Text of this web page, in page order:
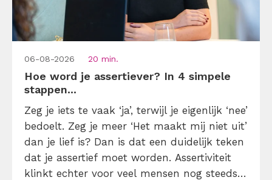
06-08-2026 20 min.
Hoe word je assertiever? In 4 simpele
stappen...
Zeg je iets te vaak ‘ja’, terwijl je eigenlijk ‘nee’
bedoelt. Zeg je meer ‘Het maakt mij niet uit’
dan je lief is? Dan is dat een duidelijk teken
dat je assertief moet worden. Assertiviteit
klinkt echter voor veel mensen nog steeds